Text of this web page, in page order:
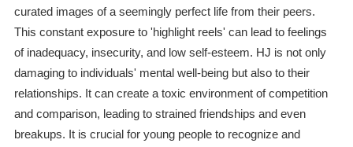
curated images of a seemingly perfect life from their peers.
This constant exposure to 'highlight reels' can lead to feelings
of inadequacy, insecurity, and low self-esteem. HJ is not only
damaging to individuals' mental well-being but also to their
relationships. It can create a toxic environment of competition
and comparison, leading to strained friendships and even
breakups. It is crucial for young people to recognize and